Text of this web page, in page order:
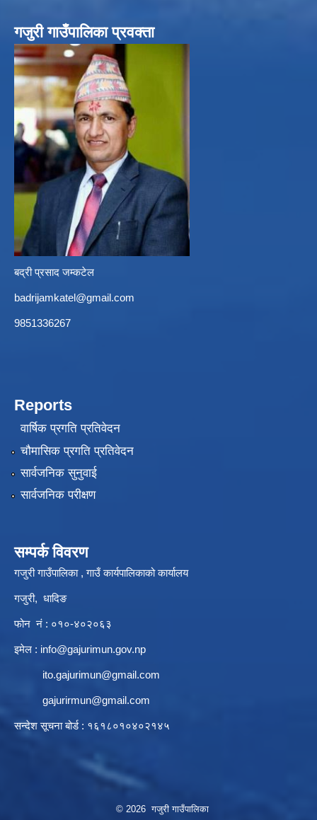
गजुरी गाउँपालिका प्रवक्ता
बद्री प्रसाद जम्कटेल
badrijamkatel@gmail.com
9851336267
Reports
वार्षिक प्रगति प्रतिवेदन
चौमासिक प्रगति प्रतिवेदन
सार्वजनिक सुनुवाई
सार्वजनिक परीक्षण
सम्पर्क विवरण
गजुरी गाउँपालिका , गाउँ कार्यपालिकाको कार्यालय
गजुरी, धादिङ
फोन नं : ०१०-४०२०६३
इमेल : info@gajurimun.gov.np
ito.gajurimun@gmail.com
gajurirmun@gmail.com
सन्देश सूचना बोर्ड : १६१८०१०४०२१४५
© 2026 गजुरी गाउँपालिका